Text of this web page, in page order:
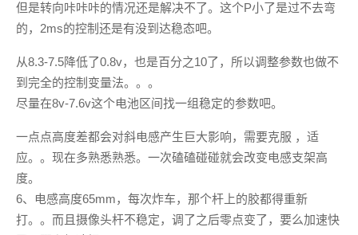
但是转向咔咔咔的情况还是解决不了。这个P小了是过不去弯
的，2ms的控制还是有没到达稳态吧。
从8.3-7.5降低了0.8v，也是百分之10了，所以调整参数也做不
到完全的控制变量法。。。
尽量在8v-7.6v这个电池区间找一组稳定的参数吧。
一点点高度差都会对斜电感产生巨大影响，需要克服 ，适
应。。现在多熟悉熟悉。一次磕磕碰碰就会改变电感支架高
度。
6、电感高度65mm，每次炸车，那个杆上的胶都得重新
打。。而且摄像头杆不稳定，调了之后零点变了，要么加速快